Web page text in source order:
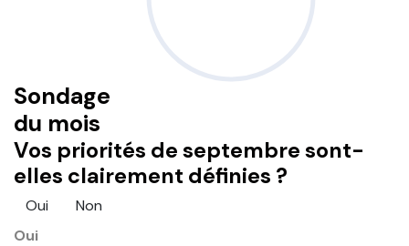
Sondage
du mois
Vos priorités de septembre sont-
elles clairement définies ?
Oui
Non
Oui